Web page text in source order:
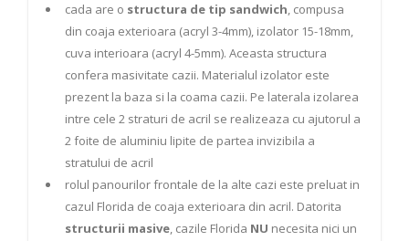
cada are o structura de tip sandwich, compusa
din coaja exterioara (acryl 3-4mm), izolator 15-18mm,
cuva interioara (acryl 4-5mm). Aceasta structura
confera masivitate cazii. Materialul izolator este
prezent la baza si la coama cazii. Pe laterala izolarea
intre cele 2 straturi de acril se realizeaza cu ajutorul a
2 foite de aluminiu lipite de partea invizibila a
stratului de acril
rolul panourilor frontale de la alte cazi este preluat in
cazul Florida de coaja exterioara din acril. Datorita
structurii masive, cazile Florida NU necesita nici un